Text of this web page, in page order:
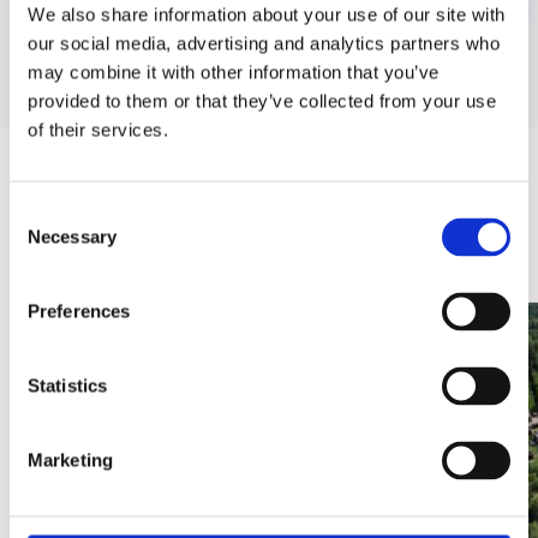
We also share information about your use of our site with
our social media, advertising and analytics partners who
may combine it with other information that you’ve
provided to them or that they’ve collected from your use
of their services.
Selection
Necessary
Preferences
Statistics
Marketing